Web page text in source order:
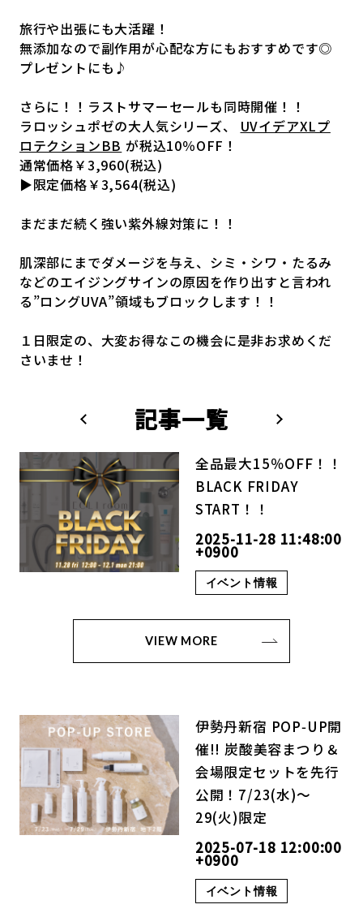
旅行や出張にも大活躍！
無添加なので副作用が心配な方にもおすすめです◎
プレゼントにも♪
さらに！！ラストサマーセールも同時開催！！
ラロッシュポゼの大人気シリーズ、 UVイデアXLプ
ロテクションBB が税込10％OFF！
通常価格￥3,960(税込)
▶限定価格￥3,564(税込)
まだまだ続く強い紫外線対策に！！
肌深部にまでダメージを与え、シミ・シワ・たるみ
などのエイジングサインの原因を作り出すと言われ
る”ロングUVA”領域もブロックします！！
１日限定の、大変お得なこの機会に是非お求めくだ
さいませ！
記事一覧
全品最大15％OFF！！
BLACK FRIDAY
START！！
2025-11-28 11:48:00
+0900
イベント情報
VIEW MORE
伊勢丹新宿 POP‑UP開
催!! 炭酸美容まつり＆
会場限定セットを先行
公開！7/23(水)〜
29(火)限定
2025-07-18 12:00:00
+0900
イベント情報